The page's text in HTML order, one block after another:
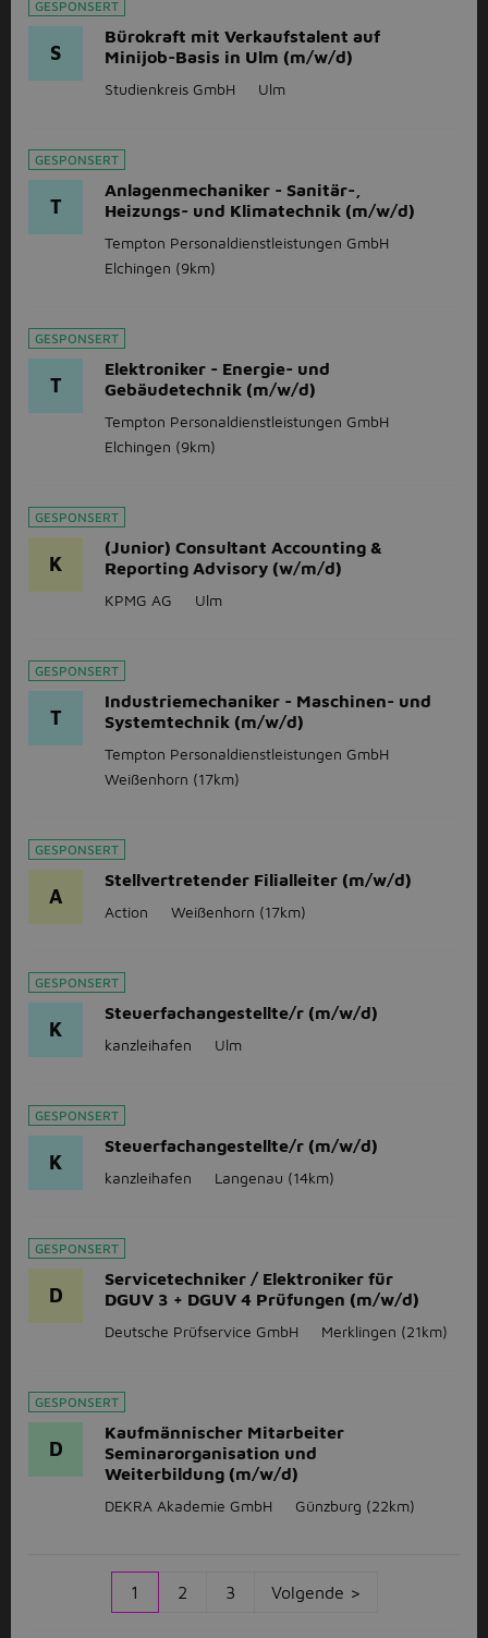
GESPONSERT
S
Bürokraft mit Verkaufstalent auf
Minijob-Basis in Ulm (m/w/d)
Studienkreis GmbH Ulm
GESPONSERT
T
Anlagenmechaniker - Sanitär-,
Heizungs- und Klimatechnik (m/w/d)
Tempton Personaldienstleistungen GmbH
Elchingen (9km)
GESPONSERT
T
Elektroniker - Energie- und
Gebäudetechnik (m/w/d)
Tempton Personaldienstleistungen GmbH
Elchingen (9km)
GESPONSERT
K
(Junior) Consultant Accounting &
Reporting Advisory (w/m/d)
KPMG AG Ulm
GESPONSERT
T
Industriemechaniker - Maschinen- und
Systemtechnik (m/w/d)
Tempton Personaldienstleistungen GmbH
Weißenhorn (17km)
GESPONSERT
A
Stellvertretender Filialleiter (m/w/d)
Action Weißenhorn (17km)
GESPONSERT
K
Steuerfachangestellte/r (m/w/d)
kanzleihafen Ulm
GESPONSERT
K
Steuerfachangestellte/r (m/w/d)
kanzleihafen Langenau (14km)
GESPONSERT
D
Servicetechniker / Elektroniker für
DGUV 3 + DGUV 4 Prüfungen (m/w/d)
Deutsche Prüfservice GmbH Merklingen (21km)
GESPONSERT
D
Kaufmännischer Mitarbeiter
Seminarorganisation und
Weiterbildung (m/w/d)
DEKRA Akademie GmbH Günzburg (22km)
1 2 3 Volgende >